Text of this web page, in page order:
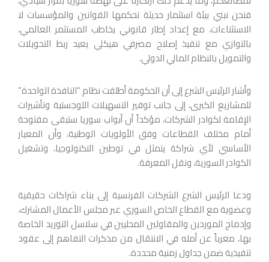
فنحن نبني بيئة استثمار ‏حديثة تحكمها القوانين والمؤسسات لا
الاستثناءات، مع إعداد إطار قانوني يخاطب المستثمر العالمي،
بالتوازي مع تنفيذ إصلاح مصرفي هيكلي يعيد ربط التحويلات
والتمويل بالنظام المالي الدولي.
وأشار الرئيس الشرع إلى أن الحكومة أطلقت نظام “النافذة الواحدة”
للمشاريع الكبرى، إلى جانب توفير التسهيلات اللوجستية وتأشيرات
الإقامة لكوادر الشركات، مؤكداً أن أبواب سوريا ستبقى مفتوحة
أمام مختلف القطاعات وفق الأولويات الوطنية، وأن المعيار
الأساسي لأي شراكة يتمثل في توطين التكنولوجيا، وتشغيل
الكوادر السورية، ونقل المعرفة.
ودعا الرئيس الشرع الشركات الفرنسية إلى بناء شراكات حقيقية
وعضوية مع القطاع الخاص السوري عبر مجلس الأعمال المشترك،
وإدماج الموردين والمقاولين المحليين في سلاسل التوريد الخاصة
بها، معرباً عن أمله في الانتقال من مذكرات التفاهم إلى عقود
تنفيذية ضمن جداول زمنية محددة.